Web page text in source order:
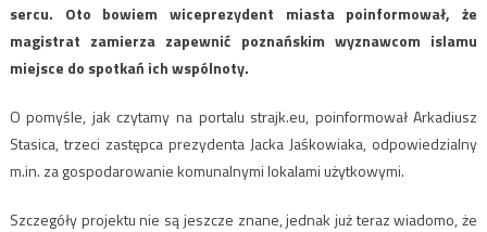
sercu. Oto bowiem wiceprezydent miasta poinformował, że
magistrat zamierza zapewnić poznańskim wyznawcom islamu
miejsce do spotkań ich wspólnoty.
O pomyśle, jak czytamy na portalu strajk.eu, poinformował Arkadiusz
Stasica, trzeci zastępca prezydenta Jacka Jaśkowiaka, odpowiedzialny
m.in. za gospodarowanie komunalnymi lokalami użytkowymi.
Szczegóły projektu nie są jeszcze znane, jednak już teraz wiadomo, że